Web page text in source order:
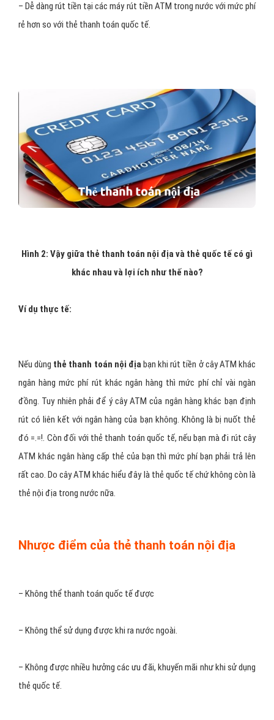
– Dễ dàng rút tiền tại các máy rút tiền ATM trong nước với mức phí
rẻ hơn so với thẻ thanh toán quốc tế.
Hình 2: Vậy giữa thẻ thanh toán nội địa và thẻ quốc tế có gì
khác nhau và lợi ích như thế nào?
Ví dụ thực tế:
Nếu dùng thẻ thanh toán nội địabạn khi rút tiền ở cây ATM khác
ngân hàng mức phí rút khác ngân hàng thì mức phí chỉ vài ngàn
đồng. Tuy nhiên phải để ý cây ATM của ngân hàng khác bạn định
rút có liên kết với ngân hàng của bạn không. Không là bị nuốt thẻ
đó =.=!. Còn đối với thẻ thanh toán quốc tế, nếu bạn mà đi rút cây
ATM khác ngân hàng cấp thẻ của bạn thì mức phí bạn phải trả lên
rất cao. Do cây ATM khác hiểu đây là thẻ quốc tế chứ không còn là
thẻ nội địa trong nước nữa.
Nhược điểm của thẻ thanh toán nội địa
– Không thể thanh toán quốc tế được
– Không thể sử dụng được khi ra nước ngoài.
– Không được nhiều hưởng các ưu đãi, khuyến mãi như khi sử dụng
thẻ quốc tế.